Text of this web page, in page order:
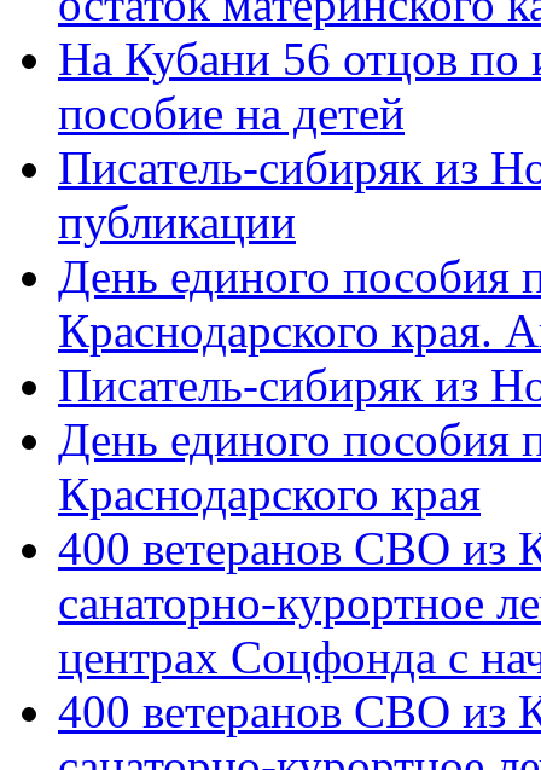
На Кубани 56 отцов по
пособие на детей
Писатель-сибиряк из
публикации
День единого пособия
Краснодарского края.
Писатель-сибиряк из
День единого пособия
Краснодарского края
400 ветеранов СВО из
санаторно-курортное
центрах Соцфонда с
400 ветеранов СВО из